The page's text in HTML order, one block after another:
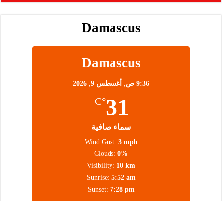
Damascus
Damascus
9:36 ص, أغسطس 9, 2026
31
°C
سماء صافية
Wind Gust: 3 mph
Clouds: 0%
Visibility: 10 km
Sunrise: 5:52 am
Sunset: 7:28 pm